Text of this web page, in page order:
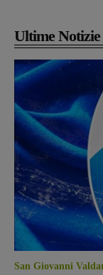
Ultime Notizie
San Giovanni